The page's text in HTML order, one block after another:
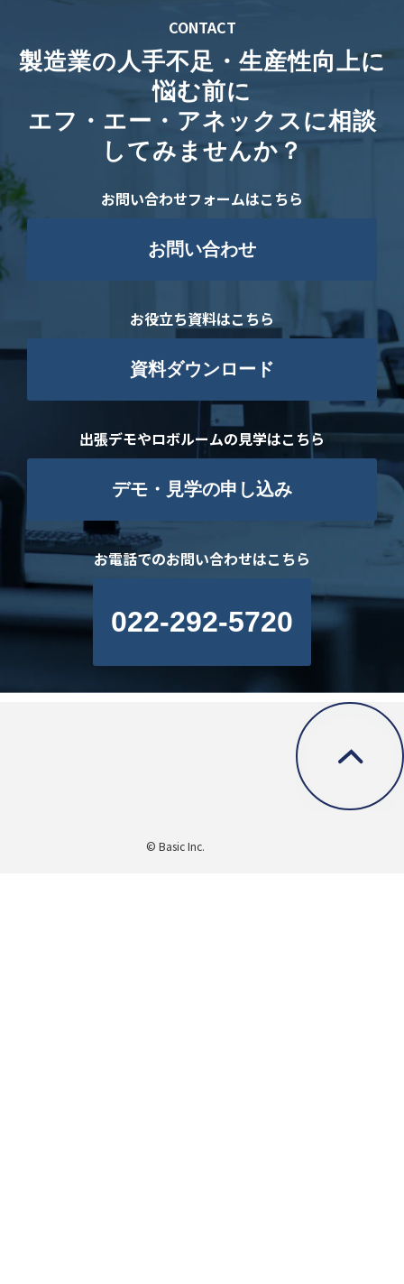
CONTACT
製造業の人手不足・生産性向上に
悩む前に
エフ・エー・アネックスに相談
してみませんか？
お問い合わせフォームはこちら
お問い合わせ
お役立ち資料はこちら
資料ダウンロード
出張デモやロボルームの見学はこちら
デモ・見学の申し込み
お電話でのお問い合わせはこちら
022-292-5720
© Basic Inc.